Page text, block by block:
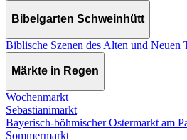
Bibelgarten Schweinhütt
Biblische Szenen des Alten und Neuen
Märkte in Regen
Wochenmarkt
Sebastianimarkt
Bayerisch-böhmischer Ostermarkt am
Sommermarkt